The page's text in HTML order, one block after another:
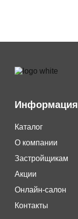
Информация
Каталог
О компании
Застройщикам
Акции
Онлайн-салон
Контакты